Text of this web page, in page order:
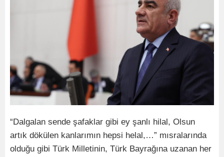
“Dalgalan sende şafaklar gibi ey şanlı hilal, Olsun
artık dökülen kanlarımın hepsi helal,…” mısralarında
olduğu gibi Türk Milletinin, Türk Bayrağına uzanan her